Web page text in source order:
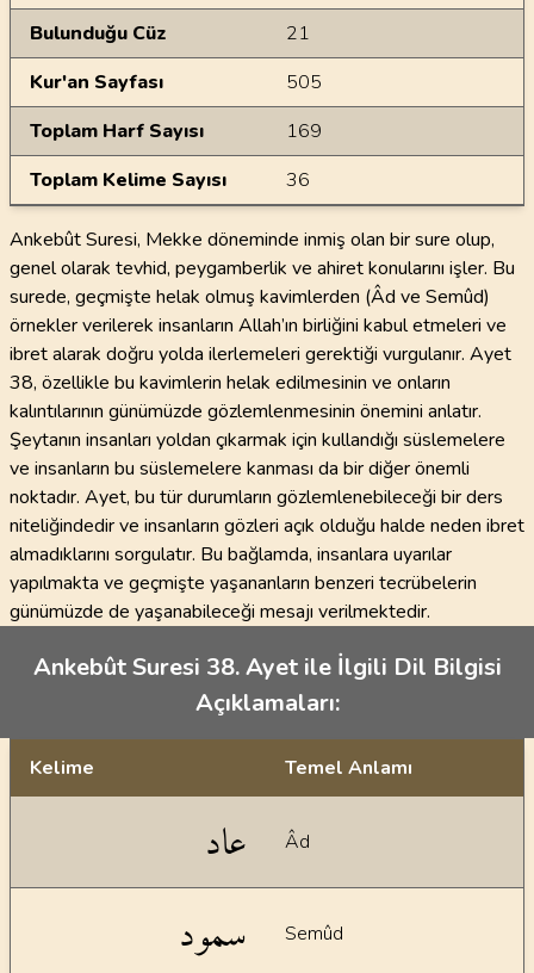
Bulunduğu Cüz
21
Kur'an Sayfası
505
Toplam Harf Sayısı
169
Toplam Kelime Sayısı
36
Ankebût Suresi, Mekke döneminde inmiş olan bir sure olup,
genel olarak tevhid, peygamberlik ve ahiret konularını işler. Bu
surede, geçmişte helak olmuş kavimlerden (Âd ve Semûd)
örnekler verilerek insanların Allah’ın birliğini kabul etmeleri ve
ibret alarak doğru yolda ilerlemeleri gerektiği vurgulanır. Ayet
38, özellikle bu kavimlerin helak edilmesinin ve onların
kalıntılarının günümüzde gözlemlenmesinin önemini anlatır.
Şeytanın insanları yoldan çıkarmak için kullandığı süslemelere
ve insanların bu süslemelere kanması da bir diğer önemli
noktadır. Ayet, bu tür durumların gözlemlenebileceği bir ders
niteliğindedir ve insanların gözleri açık olduğu halde neden ibret
almadıklarını sorgulatır. Bu bağlamda, insanlara uyarılar
yapılmakta ve geçmişte yaşananların benzeri tecrübelerin
günümüzde de yaşanabileceği mesajı verilmektedir.
Ankebût Suresi 38. Ayet ile İlgili Dil Bilgisi
Açıklamaları:
Kelime Temel Anlamı
عاد Âd
سمود Semûd